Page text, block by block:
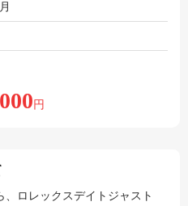
円
、ロレックスデイトジャスト